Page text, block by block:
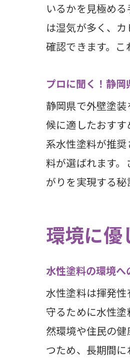
いるかを見極め
は湿気が多く、
確認できます。こ
プロに聞く！静
静岡県で外壁塗
候に適したおす
系水性塗料が推
料が選ばれます
がりを実現する秘
環境に優
水性塗料の環境
水性塗料は揮発
守るために水性
然環境や住民の
つため、長期間